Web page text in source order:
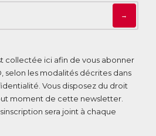
→
collectée ici afin de vous abonner
selon les modalités décrites dans
. Vous disposez du droit
moment de cette newsletter.
sera joint à chaque